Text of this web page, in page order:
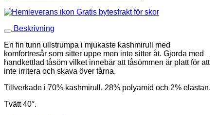
Svarta
Gratis bytesfrakt för skor
Beskrivning
En fin tunn ullstrumpa i mjukaste kashmirull med
komfortresår som sitter uppe men inte sitter åt. Gjorda med
handkettlad tåsöm vilket innebär att tåsömmen är platt för att
inte irritera och skava över tårna.
Tillverkade i 70% kashmirull, 28% polyamid och 2% elastan.
Tvätt 40°.